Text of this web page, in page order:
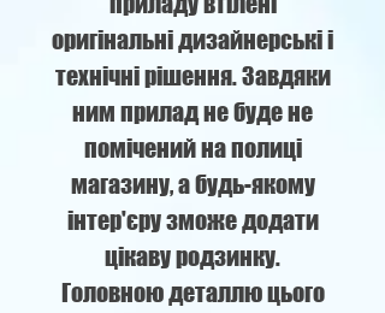
оригінальні дизайнерські і
технічні рішення. Завдяки
ним прилад не буде не
помічений на полиці
магазину, а будь-якому
інтер'єру зможе додати
цікаву родзинку.
Головною деталлю цього